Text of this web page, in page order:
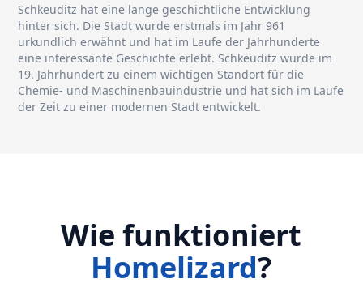
Schkeuditz hat eine lange geschichtliche Entwicklung
hinter sich. Die Stadt wurde erstmals im Jahr 961
urkundlich erwähnt und hat im Laufe der Jahrhunderte
eine interessante Geschichte erlebt. Schkeuditz wurde im
19. Jahrhundert zu einem wichtigen Standort für die
Chemie- und Maschinenbauindustrie und hat sich im Laufe
der Zeit zu einer modernen Stadt entwickelt.
Wie funktioniert
Homelizard?